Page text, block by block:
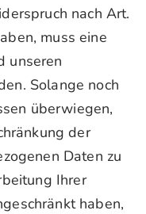
nach Art.
muss eine
unseren
Solange noch
überwiegen,
der
Daten zu
Ihrer
haben,